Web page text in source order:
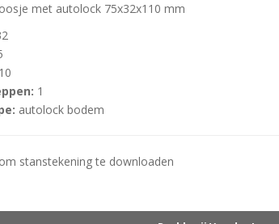
met autolock 75x32x110 mm
1
autolock bodem
stanstekening te downloaden